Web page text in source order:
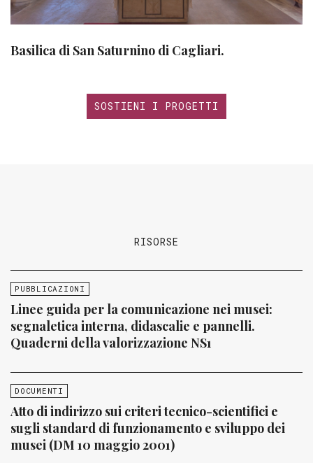
Basilica di San Saturnino di Cagliari.
SOSTIENI I PROGETTI
RISORSE
PUBBLICAZIONI
Linee guida per la comunicazione nei musei:
segnaletica interna, didascalie e pannelli.
Quaderni della valorizzazione NS1
DOCUMENTI
Atto di indirizzo sui criteri tecnico-scientifici e
sugli standard di funzionamento e sviluppo dei
musei (DM 10 maggio 2001)